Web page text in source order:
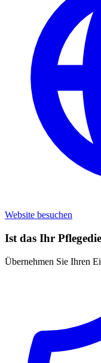
Website besuchen
Ist das Ihr
Übernehmen Sie Ihren